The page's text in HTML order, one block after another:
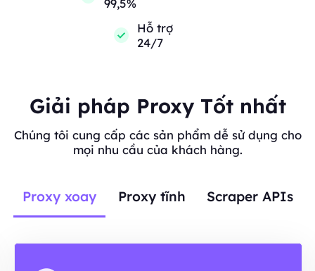
99,5%
Hỗ trợ
24/7
Giải pháp Proxy Tốt nhất
Chúng tôi cung cấp các sản phẩm dễ sử dụng cho
mọi nhu cầu của khách hàng.
Proxy xoay Proxy tĩnh Scraper APIs